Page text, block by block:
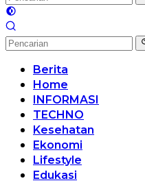
Berita
Home
INFORMASI
TECHNO
Kesehatan
Ekonomi
Lifestyle
Edukasi